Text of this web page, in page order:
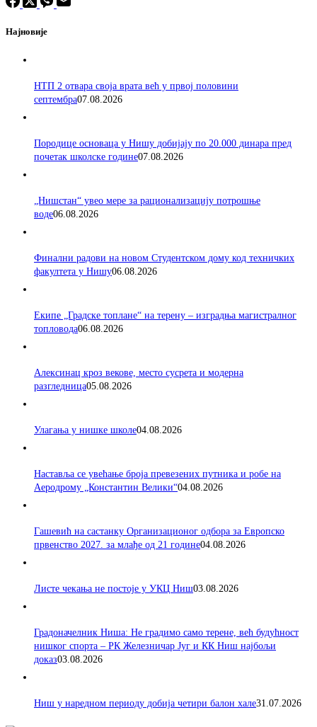
Најновије
НТП 2 отвара своја врата већ у првој половини
септембра07.08.2026
Породицe основаца у Нишу добијају по 20.000 динара пред
почетак школске године07.08.2026
„Нишстан“ увео мере за рационализацију потрошње
воде06.08.2026
Финални радови на новом Студентском дому код техничких
факултета у Нишу06.08.2026
Екипе „Градске топлане“ на терену – изградња магистралног
топловода06.08.2026
Алексинац кроз векове, место сусрета и модерна
разгледница05.08.2026
Улагања у нишке школе04.08.2026
Наставља се увећање броја превезених путника и робе на
Аеродрому „Константин Велики“04.08.2026
Гашевић на састанку Организационог одбора за Европско
првенство 2027. за млађе од 21 године04.08.2026
Листе чекања не постоје у УКЦ Ниш03.08.2026
Градоначелник Ниша: Не градимо само терене, већ будућност
нишког спорта – РК Железничар Југ и КК Ниш најбољи
доказ03.08.2026
Ниш у наредном периоду добија четири балон хале31.07.2026